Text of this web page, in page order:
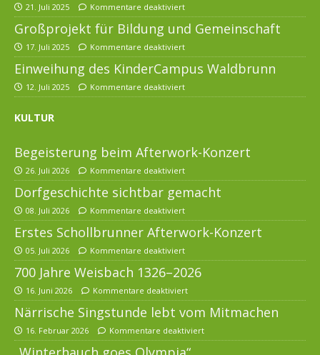
21. Juli 2025 Kommentare deaktiviert
Großprojekt für Bildung und Gemeinschaft
17. Juli 2025 Kommentare deaktiviert
Einweihung des KinderCampus Waldbrunn
12. Juli 2025 Kommentare deaktiviert
KULTUR
Begeisterung beim Afterwork-Konzert
26. Juli 2026 Kommentare deaktiviert
Dorfgeschichte sichtbar gemacht
08. Juli 2026 Kommentare deaktiviert
Erstes Schollbrunner Afterwork-Konzert
05. Juli 2026 Kommentare deaktiviert
700 Jahre Weisbach 1326–2026
16. Juni 2026 Kommentare deaktiviert
Närrische Singstunde lebt vom Mitmachen
16. Februar 2026 Kommentare deaktiviert